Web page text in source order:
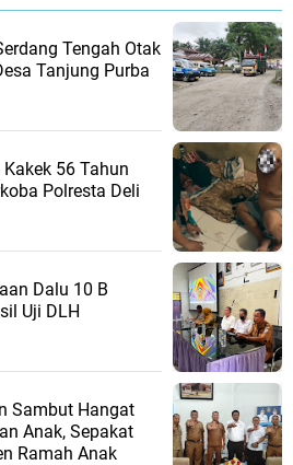
Tengah Otak
Tanjung Purba
56 Tahun
Polresta Deli
Dalu 10 B
Uji DLH
Sambut Hangat
Anak, Sepakat
Ramah Anak